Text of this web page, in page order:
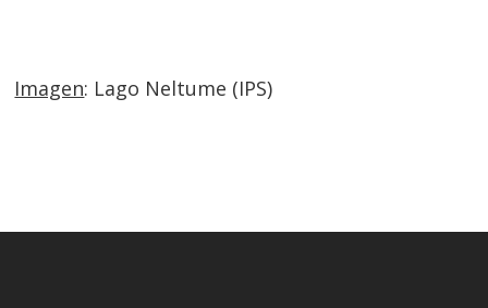
Imagen: Lago Neltume (IPS)